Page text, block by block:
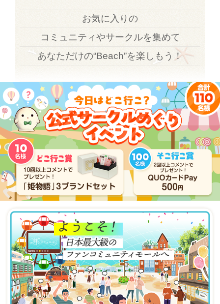
お気に入りの
コミュニティやサークルを集めて
あなただけの“Beach”を楽しもう！